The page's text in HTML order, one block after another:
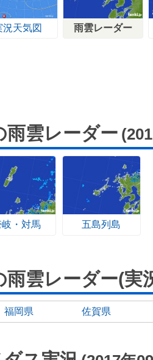
況天気図 雨雲レーダー
雨雲レーダー
岐・対馬 五島列島
雨雲レーダー(実
福岡県 佐賀県